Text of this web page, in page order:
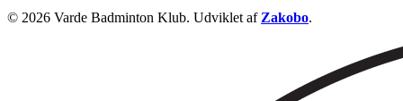
© 2026 Varde Badminton Klub. Udviklet af Zakobo.